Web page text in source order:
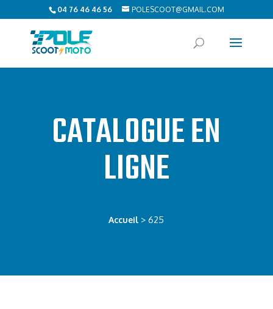
04 76 46 46 56 POLESCOOT@GMAIL.COM
CATALOGUE EN
LIGNE
Accueil > 625